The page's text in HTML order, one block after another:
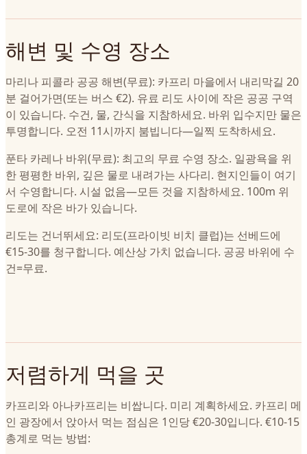
해변 및 수영 장소
마리나 피콜라 공공 해변(무료): 카프리 마을에서 내리막길 20
분 걸어가면(또는 버스 €2). 유료 리도 사이에 작은 공공 구역
이 있습니다. 수건, 물, 간식을 지참하세요. 바위 입수지만 물은
투명합니다. 오전 11시까지 붐빕니다—일찍 도착하세요.
푼타 카레나 바위(무료): 최고의 무료 수영 장소. 일광욕을 위
한 평평한 바위, 깊은 물로 내려가는 사다리. 현지인들이 여기
서 수영합니다. 시설 없음—모든 것을 지참하세요. 100m 위
도로에 작은 바가 있습니다.
리도는 건너뛰세요: 리도(프라이빗 비치 클럽)는 선베드에
€15-30를 청구합니다. 예산상 가치 없습니다. 공공 바위에 수
건=무료.
저렴하게 먹을 곳
카프리와 아나카프리는 비쌉니다. 미리 계획하세요. 카프리 메
인 광장에서 앉아서 먹는 점심은 1인당 €20-30입니다. €10-15
총계로 먹는 방법: